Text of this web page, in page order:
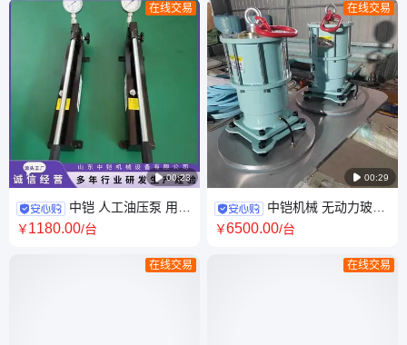
 00:23
在线交易
中铠 人工油压泵 用途
多液压泵 超高压手动压力泵
￥1180.00/台
在线交易
 00:29
在线交易
中铠机械 无动力玻璃
吸盘 玻璃幕墙搬运安装机械 单
￥6500.00/台
在线交易